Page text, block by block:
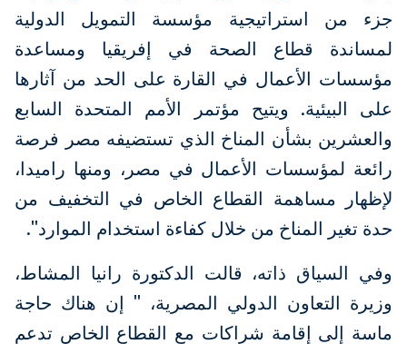
جزء من استراتيجية مؤسسة التمويل الدولية
لمساندة قطاع الصحة في إفريقيا ومساعدة
مؤسسات الأعمال في القارة على الحد من آثارها
على البيئية. ويتيح مؤتمر الأمم المتحدة السابع
والعشرين بشأن المناخ الذي تستضيفه مصر فرصة
رائعة لمؤسسات الأعمال في مصر، ومنها راميدا،
لإظهار مساهمة القطاع الخاص في التخفيف من
حدة تغير المناخ من خلال كفاءة استخدام الموارد".
وفي السياق ذاته، قالت الدكتورة رانيا المشاط،
وزيرة التعاون الدولي المصرية، " إن هناك حاجة
ماسة إلى إقامة شراكات مع القطاع الخاص تدعم